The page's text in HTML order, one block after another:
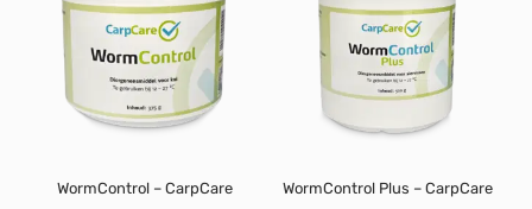
WormControl – CarpCare WormControl Plus – CarpCare